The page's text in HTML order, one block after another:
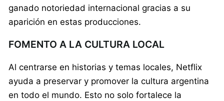
ganado notoriedad internacional gracias a su
aparición en estas producciones.
FOMENTO A LA CULTURA LOCAL
Al centrarse en historias y temas locales, Netflix
ayuda a preservar y promover la cultura argentina
en todo el mundo. Esto no solo fortalece la